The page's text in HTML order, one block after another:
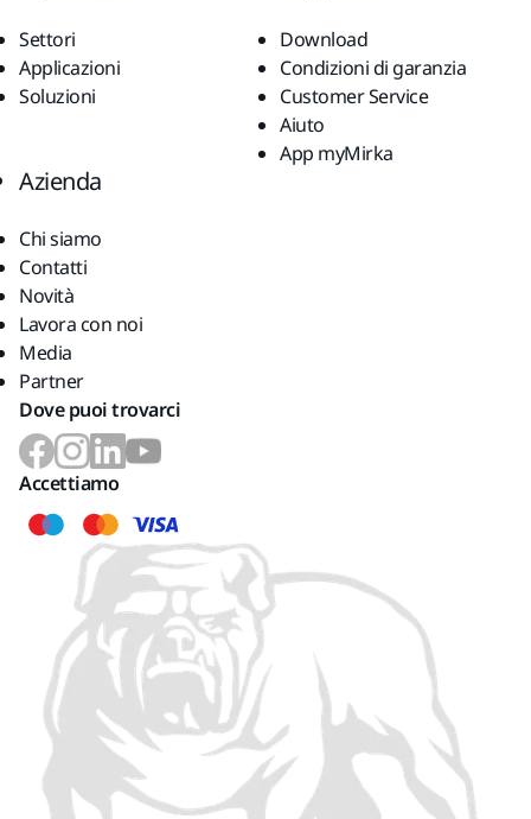
Settori
Applicazioni
Soluzioni
Download
Condizioni di garanzia
Customer Service
Aiuto
App myMirka
Azienda
Chi siamo
Contatti
Novità
Lavora con noi
Media
Partner
Dove puoi trovarci
Accettiamo